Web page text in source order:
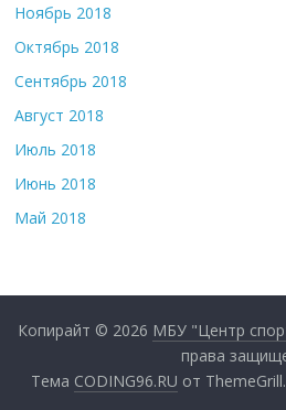
Ноябрь 2018
Октябрь 2018
Сентябрь 2018
Август 2018
Июль 2018
Июнь 2018
Май 2018
Копирайт © 2026 МБУ "Центр
права
Тема CODING96.RU от